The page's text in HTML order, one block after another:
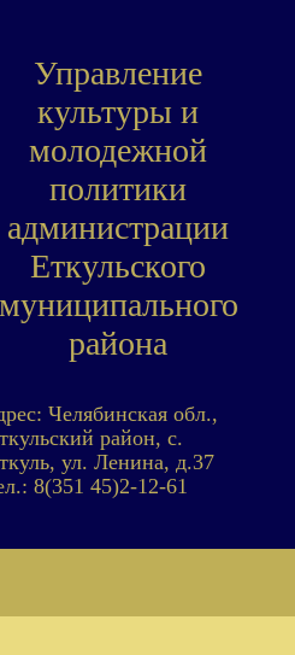
Управление
культуры и
молодежной
политики
администрации
Еткульского
муниципального
района
Челябинская обл.,
район, с.
ул. Ленина, д.37
8(351 45)2-12-61